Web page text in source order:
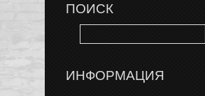
ПОИСК
ИНФОРМАЦИЯ